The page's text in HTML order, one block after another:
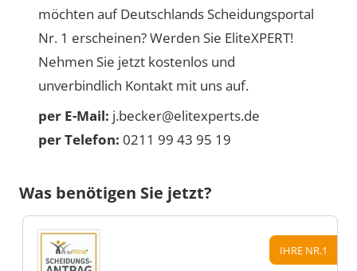
möchten auf Deutschlands Scheidungsportal
Nr. 1 erscheinen? Werden Sie EliteXPERT!
Nehmen Sie jetzt kostenlos und
unverbindlich Kontakt mit uns auf.
per E-Mail: j.becker@elitexperts.de
per Telefon: 0211 99 43 95 19
Was benötigen Sie jetzt?
IHRE NR.1